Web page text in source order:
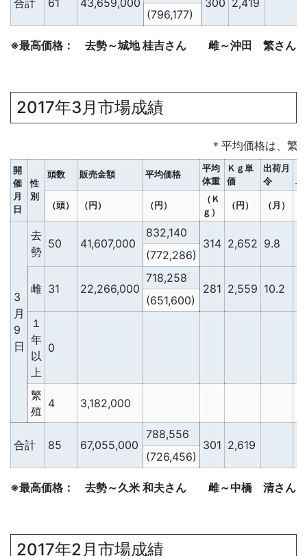
(796,177)
※最高価格： 去勢～城地 桂吉さん 雌～沖田 繁さん
2017年3月市場成績
＊平均価格は、
開
催
月
日
性
別
頭数 販売金額 平均価格
平均
体重
Ｋｇ単
価
出荷月
令
単
（頭） （円） （円）
（Ｋ
ｇ）
（円） （月）
3
月
9
日
去
勢
50 41,607,000
832,140
314 2,652 9.8
(772,286)
雌 31 22,266,000
718,258
281 2,559 10.2
(651,600)
１
年
以
上
0
繁
殖
4 3,182,000
合計 85 67,055,000
788,556
301 2,619
(726,456)
※最高価格： 去勢～久米 和夫さん 雌～中橋 清さん
2017年2月市場成績